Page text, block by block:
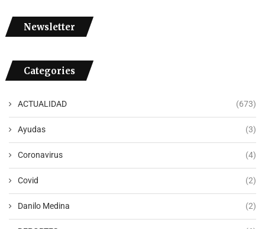
Newsletter
Categories
ACTUALIDAD (673)
Ayudas (3)
Coronavirus (4)
Covid (2)
Danilo Medina (2)